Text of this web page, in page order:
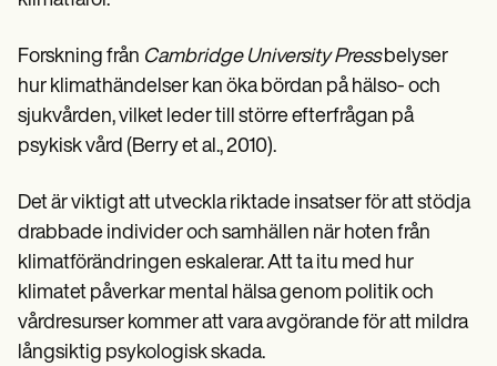
Forskning från Cambridge University Pressbelyser
hur klimathändelser kan öka bördan på hälso- och
sjukvården, vilket leder till större efterfrågan på
psykisk vård (Berry et al., 2010).
Det är viktigt att utveckla riktade insatser för att stödja
drabbade individer och samhällen när hoten från
klimatförändringen eskalerar. Att ta itu med hur
klimatet påverkar mental hälsa genom politik och
vårdresurser kommer att vara avgörande för att mildra
långsiktig psykologisk skada.